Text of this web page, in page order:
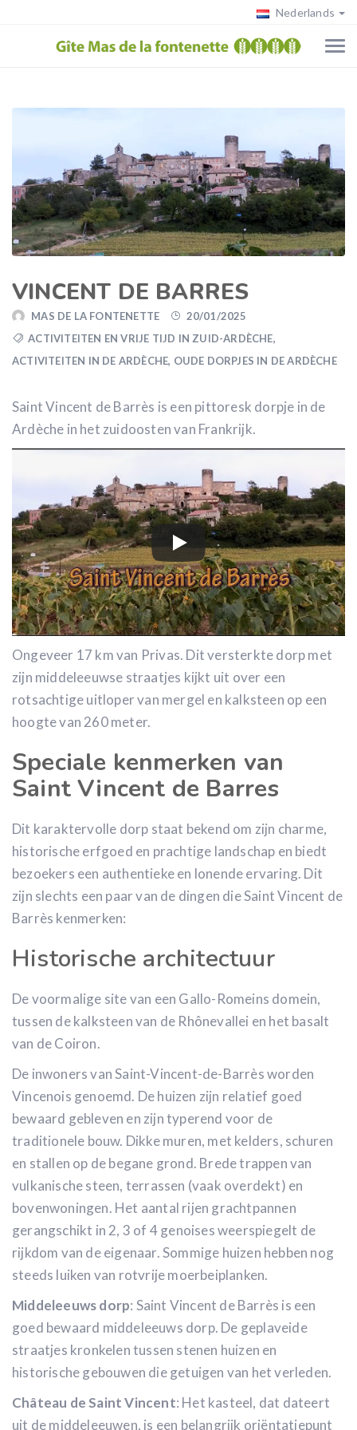
Nederlands
VINCENT DE BARRES
MAS DE LA FONTENETTE
20/01/2025
ACTIVITEITEN EN VRIJE TIJD IN ZUID-ARDÈCHE,
ACTIVITEITEN IN DE ARDÈCHE, OUDE DORPJES IN DE ARDÈCHE
Saint Vincent de Barrès is een pittoresk dorpje in de
Ardèche in het zuidoosten van Frankrijk.
Ongeveer 17 km van Privas. Dit versterkte dorp met
zijn middeleeuwse straatjes kijkt uit over een
rotsachtige uitloper van mergel en kalksteen op een
hoogte van 260 meter.
Speciale kenmerken van
Saint Vincent de Barres
Dit karaktervolle dorp staat bekend om zijn charme,
historische erfgoed en prachtige landschap en biedt
bezoekers een authentieke en lonende ervaring. Dit
zijn slechts een paar van de dingen die Saint Vincent de
Barrès kenmerken:
Historische architectuur
De voormalige site van een Gallo-Romeins domein,
tussen de kalksteen van de Rhônevallei en het basalt
van de Coiron.
De inwoners van Saint-Vincent-de-Barrès worden
Vincenois genoemd. De huizen zijn relatief goed
bewaard gebleven en zijn typerend voor de
traditionele bouw. Dikke muren, met kelders, schuren
en stallen op de begane grond. Brede trappen van
vulkanische steen, terrassen (vaak overdekt) en
bovenwoningen. Het aantal rijen grachtpannen
gerangschikt in 2, 3 of 4 genoises weerspiegelt de
rijkdom van de eigenaar. Sommige huizen hebben nog
steeds luiken van rotvrije moerbeiplanken.
Middeleeuws dorp: Saint Vincent de Barrès is een
goed bewaard middeleeuws dorp. De geplaveide
straatjes kronkelen tussen stenen huizen en
historische gebouwen die getuigen van het verleden.
Château de Saint Vincent: Het kasteel, dat dateert
uit de middeleeuwen, is een belangrijk oriëntatiepunt